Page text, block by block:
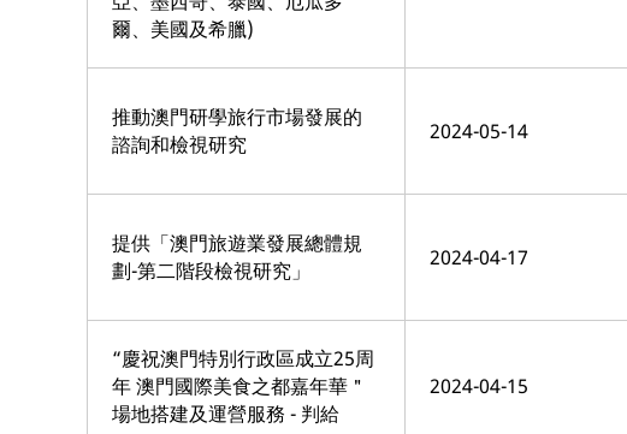
爾、美國及希臘)
推動澳門研學旅行市場發展的
諮詢和檢視研究
2024-05-14
提供「澳門旅遊業發展總體規
劃-第二階段檢視研究」
2024-04-17
“慶祝澳門特別行政區成立25周
年 澳門國際美食之都嘉年華＂
場地搭建及運營服務 - 判給
2024-04-15